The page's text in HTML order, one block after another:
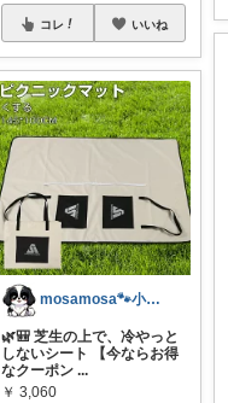
コレ いいね
mosamosa🐾小さめバッグの日々✨
🌿🎒 芝生の上で、冷やっと
しないシート 【今ならお得
なクーポン ...
￥ 3,060